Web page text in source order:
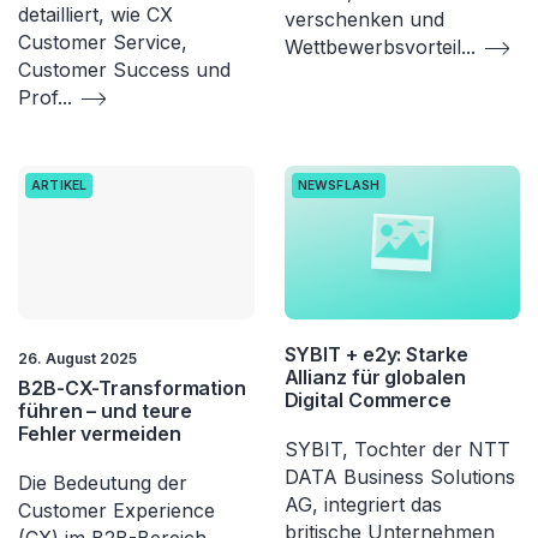
detailliert, wie CX
Customer Service,
Customer Success und
Prof...
verschenken und
Wettbewerbsvorteil...
ARTIKEL
26. August 2025
B2B-CX-Transformation
führen – und teure
Fehler vermeiden
Die Bedeutung der
Customer Experience
NEWSFLASH
SYBIT + e2y: Starke
Allianz für globalen
Digital Commerce
SYBIT, Tochter der NTT
DATA Business Solutions
AG, integriert das
britische Unternehmen